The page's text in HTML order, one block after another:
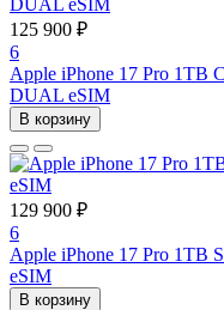
125 900 ₽
6
Apple iPhone 17 Pro 1TB
DUAL eSIM
В корзину
129 900 ₽
6
Apple iPhone 17 Pro 1TB
eSIM
В корзину